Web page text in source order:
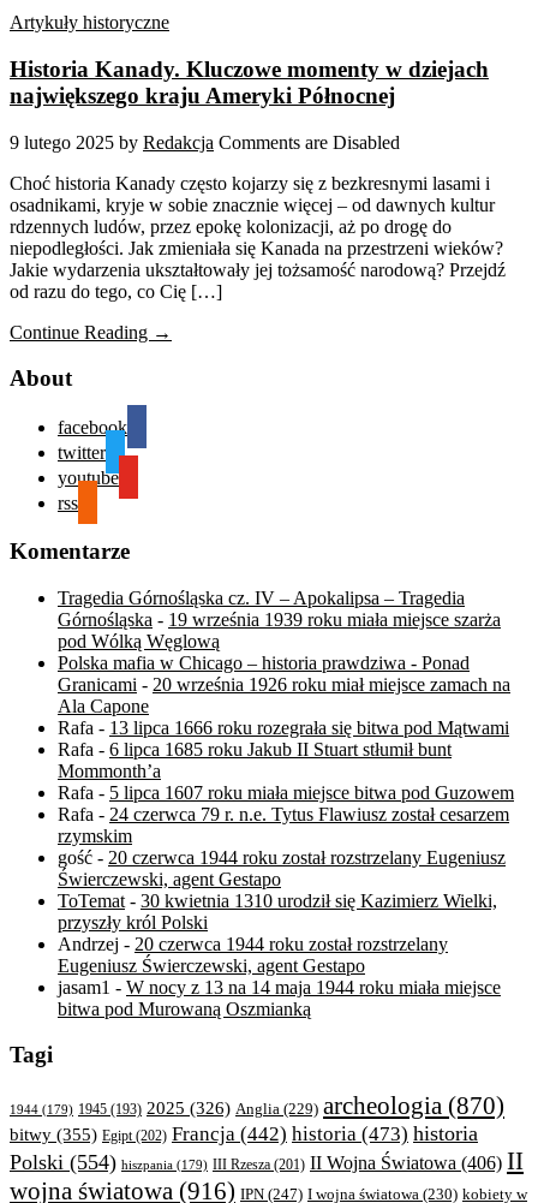
Artykuły historyczne
Historia Kanady. Kluczowe momenty w dziejach
największego kraju Ameryki Północnej
9 lutego 2025 by Redakcja Comments are Disabled
Choć historia Kanady często kojarzy się z bezkresnymi lasami i
osadnikami, kryje w sobie znacznie więcej – od dawnych kultur
rdzennych ludów, przez epokę kolonizacji, aż po drogę do
niepodległości. Jak zmieniała się Kanada na przestrzeni wieków?
Jakie wydarzenia ukształtowały jej tożsamość narodową? Przejdź
od razu do tego, co Cię […]
Continue Reading →
About
facebook
twitter
youtube
rss
Komentarze
Tragedia Górnośląska cz. IV – Apokalipsa – Tragedia
Górnośląska - 19 września 1939 roku miała miejsce szarża
pod Wólką Węglową
Polska mafia w Chicago – historia prawdziwa - Ponad
Granicami - 20 września 1926 roku miał miejsce zamach na
Ala Capone
Rafa - 13 lipca 1666 roku rozegrała się bitwa pod Mątwami
Rafa - 6 lipca 1685 roku Jakub II Stuart stłumił bunt
Mommonth’a
Rafa - 5 lipca 1607 roku miała miejsce bitwa pod Guzowem
Rafa - 24 czerwca 79 r. n.e. Tytus Flawiusz został cesarzem
rzymskim
gość - 20 czerwca 1944 roku został rozstrzelany Eugeniusz
Świerczewski, agent Gestapo
ToTemat - 30 kwietnia 1310 urodził się Kazimierz Wielki,
przyszły król Polski
Andrzej - 20 czerwca 1944 roku został rozstrzelany
Eugeniusz Świerczewski, agent Gestapo
jasam1 - W nocy z 13 na 14 maja 1944 roku miała miejsce
bitwa pod Murowaną Oszmianką
Tagi
1944 (179) 1945 (193) 2025 (326) Anglia (229) archeologia (870)
bitwy (355) Egipt(202) Francja (442) historia (473) historia
Polski (554) hiszpania (179) III Rzesza (201) II Wojna Światowa (406) II
wojna światowa (916) IPN (247) I wojna światowa (230) kobiety w